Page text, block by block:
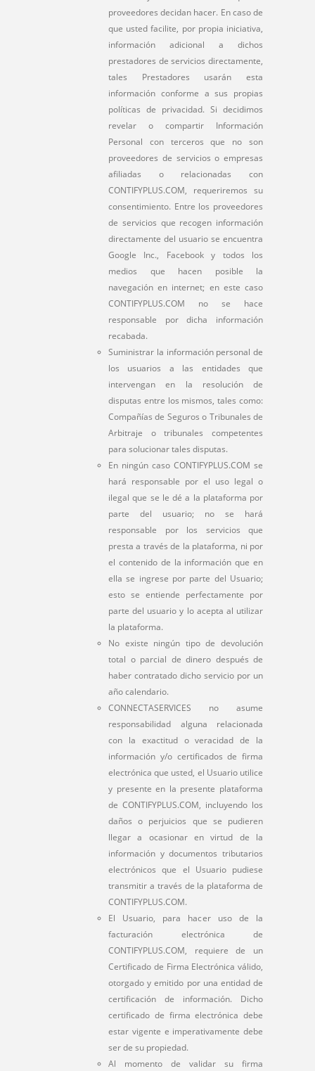
proveedores decidan hacer. En caso de
que usted facilite, por propia iniciativa,
información adicional a dichos
prestadores de servicios directamente,
tales Prestadores usarán esta
información conforme a sus propias
políticas de privacidad. Si decidimos
revelar o compartir Información
Personal con terceros que no son
proveedores de servicios o empresas
afiliadas o relacionadas con
CONTIFYPLUS.COM, requeriremos su
consentimiento. Entre los proveedores
de servicios que recogen información
directamente del usuario se encuentra
Google Inc., Facebook y todos los
medios que hacen posible la
navegación en internet; en este caso
CONTIFYPLUS.COM no se hace
responsable por dicha información
recabada.
Suministrar la información personal de
los usuarios a las entidades que
intervengan en la resolución de
disputas entre los mismos, tales como:
Compañías de Seguros o Tribunales de
Arbitraje o tribunales competentes
para solucionar tales disputas.
En ningún caso CONTIFYPLUS.COM se
hará responsable por el uso legal o
ilegal que se le dé a la plataforma por
parte del usuario; no se hará
responsable por los servicios que
presta a través de la plataforma, ni por
el contenido de la información que en
ella se ingrese por parte del Usuario;
esto se entiende perfectamente por
parte del usuario y lo acepta al utilizar
la plataforma.
No existe ningún tipo de devolución
total o parcial de dinero después de
haber contratado dicho servicio por un
año calendario.
CONNECTASERVICES no asume
responsabilidad alguna relacionada
con la exactitud o veracidad de la
información y/o certificados de firma
electrónica que usted, el Usuario utilice
y presente en la presente plataforma
de CONTIFYPLUS.COM, incluyendo los
daños o perjuicios que se pudieren
llegar a ocasionar en virtud de la
información y documentos tributarios
electrónicos que el Usuario pudiese
transmitir a través de la plataforma de
CONTIFYPLUS.COM.
El Usuario, para hacer uso de la
facturación electrónica de
CONTIFYPLUS.COM, requiere de un
Certificado de Firma Electrónica válido,
otorgado y emitido por una entidad de
certificación de información. Dicho
certificado de firma electrónica debe
estar vigente e imperativamente debe
ser de su propiedad.
Al momento de validar su firma